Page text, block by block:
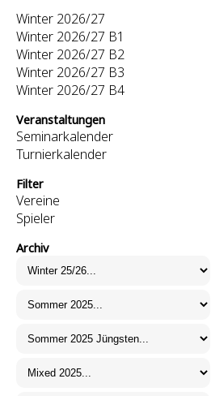
Winter 2026/27
Winter 2026/27 B1
Winter 2026/27 B2
Winter 2026/27 B3
Winter 2026/27 B4
Veranstaltungen
Seminarkalender
Turnierkalender
Filter
Vereine
Spieler
Archiv